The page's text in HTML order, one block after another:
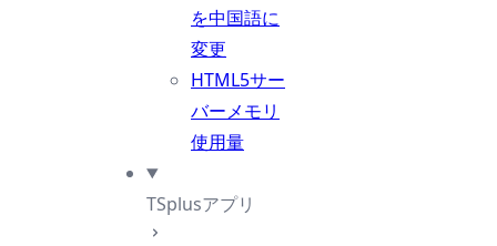
を中国語に
変更
HTML5サー
バーメモリ
使用量
TSplusアプリ